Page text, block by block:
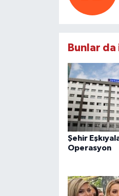
Bunlar
Şehir
Operasyon